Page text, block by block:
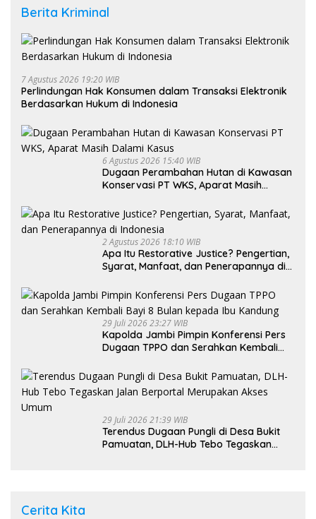
Berita Kriminal
7 Agustus 2026 19:20 WIB
Perlindungan Hak Konsumen dalam Transaksi Elektronik
Berdasarkan Hukum di Indonesia
6 Agustus 2026 15:40 WIB
Dugaan Perambahan Hutan di Kawasan
Konservasi PT WKS, Aparat Masih
2 Agustus 2026 18:10 WIB
Apa Itu Restorative Justice? Pengertian,
Syarat, Manfaat, dan Penerapannya di
29 Juli 2026 23:27 WIB
Kapolda Jambi Pimpin Konferensi Pers
Dugaan TPPO dan Serahkan Kembali
29 Juli 2026 21:39 WIB
Terendus Dugaan Pungli di Desa Bukit
Pamuatan, DLH-Hub Tebo Tegaskan
Cerita Kita